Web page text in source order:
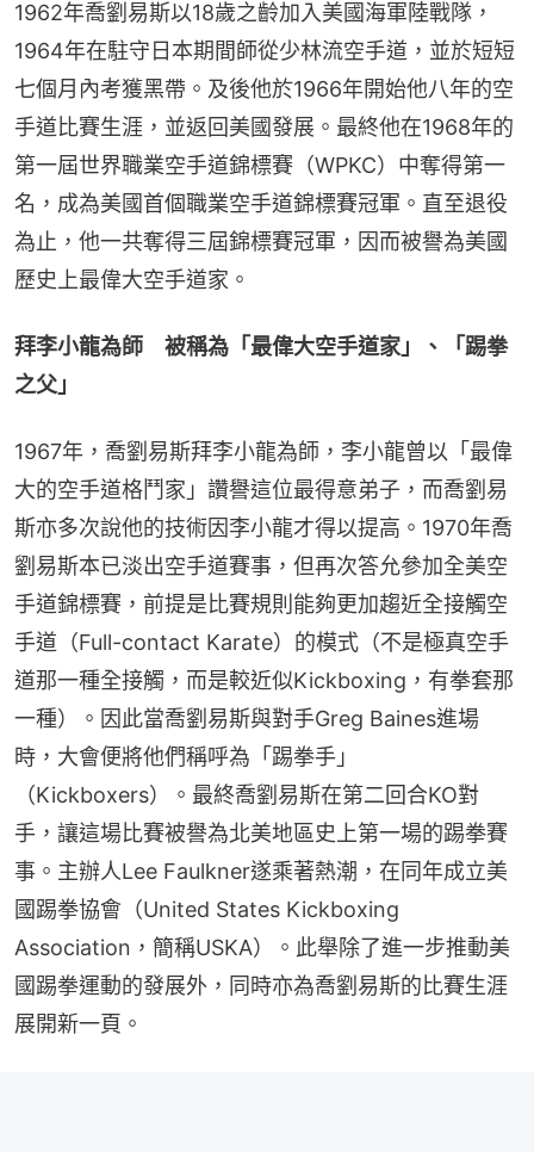
1962年喬劉易斯以18歲之齡加入美國海軍陸戰隊，
1964年在駐守日本期間師從少林流空手道，並於短短
七個月內考獲黑帶。及後他於1966年開始他八年的空
手道比賽生涯，並返回美國發展。最終他在1968年的
第一屆世界職業空手道錦標賽（WPKC）中奪得第一
名，成為美國首個職業空手道錦標賽冠軍。直至退役
為止，他一共奪得三屆錦標賽冠軍，因而被譽為美國
歷史上最偉大空手道家。
拜李小龍為師　被稱為「最偉大空手道家」、「踢拳
之父」
1967年，喬劉易斯拜李小龍為師，李小龍曾以「最偉
大的空手道格鬥家」讚譽這位最得意弟子，而喬劉易
斯亦多次說他的技術因李小龍才得以提高。1970年喬
劉易斯本已淡出空手道賽事，但再次答允參加全美空
手道錦標賽，前提是比賽規則能夠更加趨近全接觸空
手道（Full-contact Karate）的模式（不是極真空手
道那一種全接觸，而是較近似Kickboxing，有拳套那
一種）。因此當喬劉易斯與對手Greg Baines進場
時，大會便將他們稱呼為「踢拳手」
（Kickboxers）。最終喬劉易斯在第二回合KO對
手，讓這場比賽被譽為北美地區史上第一場的踢拳賽
事。主辦人Lee Faulkner遂乘著熱潮，在同年成立美
國踢拳協會（United States Kickboxing
Association，簡稱USKA）。此舉除了進一步推動美
國踢拳運動的發展外，同時亦為喬劉易斯的比賽生涯
展開新一頁。